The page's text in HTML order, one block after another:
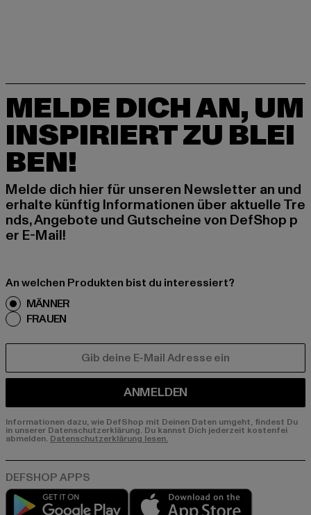
MELDE DICH AN, UM
INSPIRIERT ZU BLEI
BEN!
Melde dich hier für unseren Newsletter an und
erhalte künftig Informationen über aktuelle Tre
nds, Angebote und Gutscheine von DefShop p
er E-Mail!
An welchen Produkten bist du interessiert?
MÄNNER
FRAUEN
ANMELDEN
Informationen dazu, wie DefShop mit Deinen Daten umgeht, findest Du
in unserer Datenschutzerklärung. Du kannst Dich jederzeit kostenfei
abmelden. Datenschutzerklärung lesen.
Play market